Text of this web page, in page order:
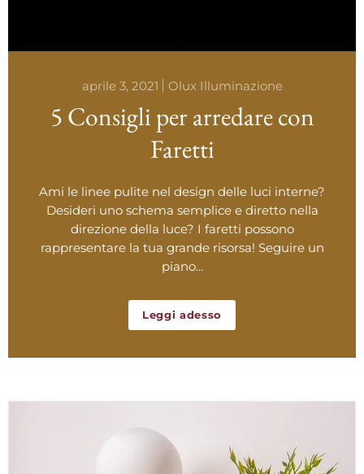
aprile 3, 2021 Olux Illuminazione
5 Consigli per arredare con
Faretti
Ami le linee pulite nel design delle luci interne?
Desideri uno schema semplice e diretto nella
direzione della luce? I faretti possono
rappresentare la tua grande risorsa! Seguire un
piano...
Leggi adesso